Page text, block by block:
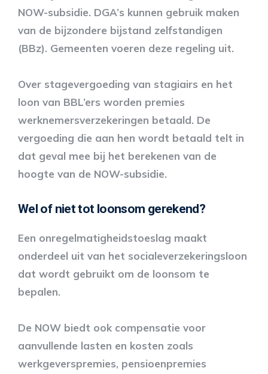
NOW-subsidie. DGA’s kunnen gebruik maken
van de bijzondere bijstand zelfstandigen
(BBz). Gemeenten voeren deze regeling uit.
Over stagevergoeding van stagiairs en het
loon van BBL’ers worden premies
werknemersverzekeringen betaald. De
vergoeding die aan hen wordt betaald telt in
dat geval mee bij het berekenen van de
hoogte van de NOW-subsidie.
Wel of niet tot loonsom gerekend?
Een onregelmatigheidstoeslag maakt
onderdeel uit van het socialeverzekeringsloon
dat wordt gebruikt om de loonsom te
bepalen.
De NOW biedt ook compensatie voor
aanvullende lasten en kosten zoals
werkgeverspremies, pensioenpremies